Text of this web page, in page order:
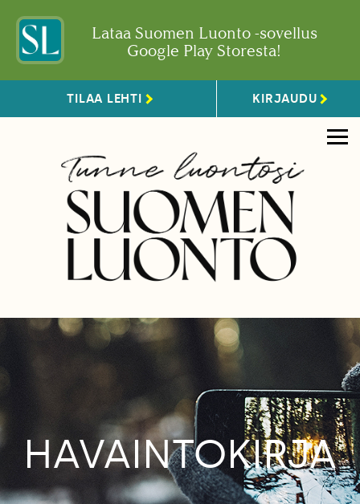
Lataa Suomen Luonto -sovellus
Google Play Storesta!
TILAA LEHTI KIRJAUDU
HAVAINTOKIRJA